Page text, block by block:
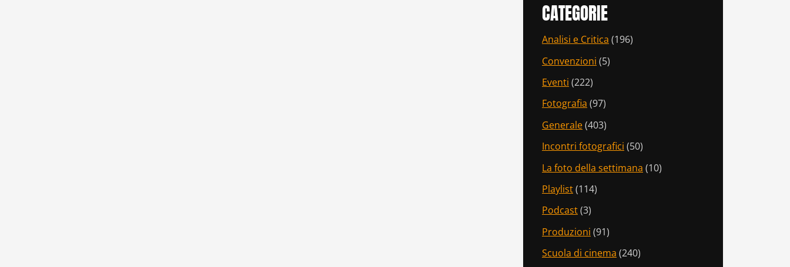
CATEGORIE
Analisi e Critica (196)
Convenzioni (5)
Eventi (222)
Fotografia (97)
Generale(403)
Incontri fotografici (50)
La foto della settimana (10)
Playlist(114)
Podcast(3)
Produzioni (91)
Scuola di cinema (240)